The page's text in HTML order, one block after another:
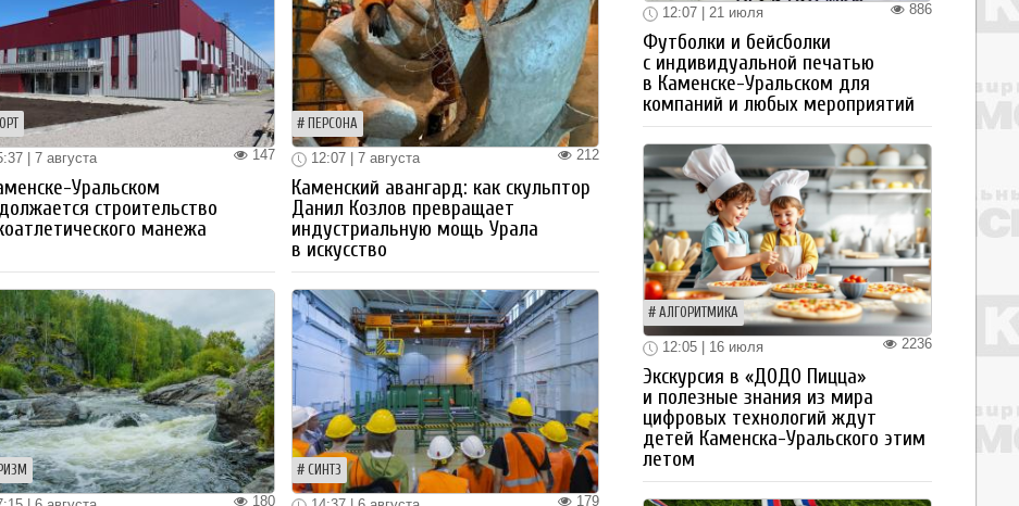
147
| 7 августа
Уральском
строительство
манежа
ПЕРСОНА
212
12:07 | 7 августа
Каменский авангард: как скульптор
Данил Козлов превращает
индустриальную мощь Урала
в искусство
180
СИНТЗ
179
886
12:07 | 21 июля
Футболки и бейсболки
с индивидуальной печатью
в Каменске-Уральском для
компаний и любых мероприятий
АЛГОРИТМИКА
2236
12:05 | 16 июля
Экскурсия в «ДОДО Пицца»
и полезные знания из мира
цифровых технологий ждут
детей Каменска-Уральского этим
летом